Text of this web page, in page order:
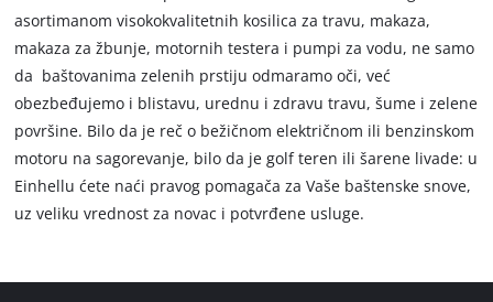
asortimanom visokokvalitetnih kosilica za travu, makaza,
makaza za žbunje, motornih testera i pumpi za vodu, ne samo
da baštovanima zelenih prstiju odmaramo oči, već
obezbeđujemo i blistavu, urednu i zdravu travu, šume i zelene
površine. Bilo da je reč o bežičnom električnom ili benzinskom
motoru na sagorevanje, bilo da je golf teren ili šarene livade: u
Einhellu ćete naći pravog pomagača za Vaše baštenske snove,
uz veliku vrednost za novac i potvrđene usluge.